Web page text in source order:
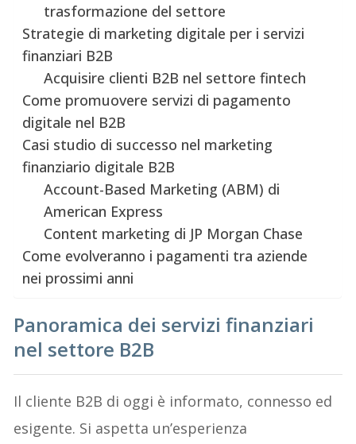
trasformazione del settore
Strategie di marketing digitale per i servizi
finanziari B2B
Acquisire clienti B2B nel settore fintech
Come promuovere servizi di pagamento
digitale nel B2B
Casi studio di successo nel marketing
finanziario digitale B2B
Account-Based Marketing (ABM) di
American Express
Content marketing di JP Morgan Chase
Come evolveranno i pagamenti tra aziende
nei prossimi anni
Panoramica dei servizi finanziari
nel settore B2B
Il cliente B2B di oggi è informato, connesso ed
esigente. Si aspetta un’esperienza